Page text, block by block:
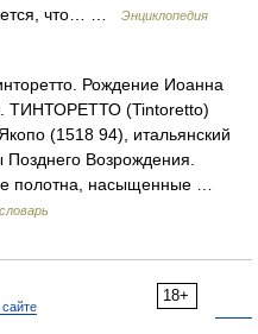
что… …
Энциклопедия
Рождение Иоанна
ТИНТОРЕТТО (Tintoretto)
(1518 94), итальянский
Возрождения.
полотна, насыщенные …
18+